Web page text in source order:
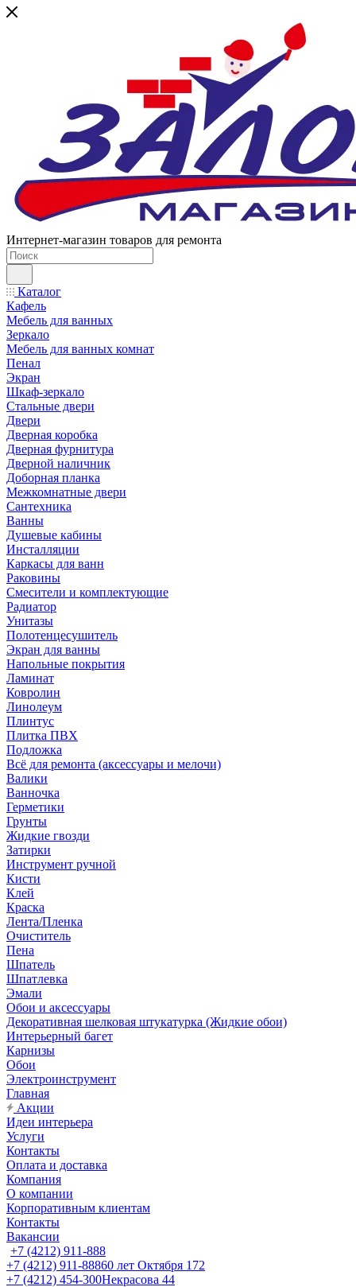
Интернет-магазин товаров для ремонта
Каталог
Кафель
Мебель для ванных
Зеркало
Мебель для ванных комнат
Пенал
Экран
Шкаф-зеркало
Стальные двери
Двери
Дверная коробка
Дверная фурнитура
Дверной наличник
Доборная планка
Межкомнатные двери
Сантехника
Ванны
Душевые кабины
Инсталляции
Каркасы для ванн
Раковины
Смесители и комплектующие
Радиатор
Унитазы
Полотенцесушитель
Экран для ванны
Напольные покрытия
Ламинат
Ковролин
Линолеум
Плинтус
Плитка ПВХ
Подложка
Всё для ремонта (аксессуары и мелочи)
Валики
Ванночка
Герметики
Грунты
Жидкие гвозди
Затирки
Инструмент ручной
Кисти
Клей
Краска
Лента/Пленка
Очиститель
Пена
Шпатель
Шпатлевка
Эмали
Обои и аксессуары
Декоративная шелковая штукатурка (Жидкие обои)
Интерьерный багет
Карнизы
Обои
Электроинструмент
Главная
Акции
Идеи интерьера
Услуги
Контакты
Оплата и доставка
Компания
О компании
Корпоративным клиентам
Контакты
Вакансии
+7 (4212) 911-888
+7 (4212) 911-88860 лет Октября 172
+7 (4212) 454-300Некрасова 44